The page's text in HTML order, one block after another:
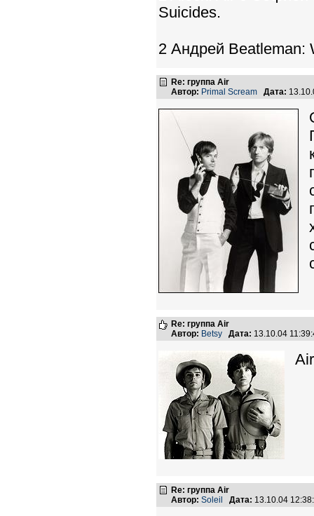
Suicides.
2 Андрей Beatleman:
Re: группа Air
Автор: Primal Scream Дата:
Re: группа Air
Автор: Betsy Дата: 13.10.04
Re: группа Air
Автор: Soleil Дата: 13.10.04